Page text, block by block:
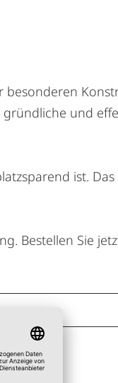
besonderen
und
ist.
Bestellen Sie